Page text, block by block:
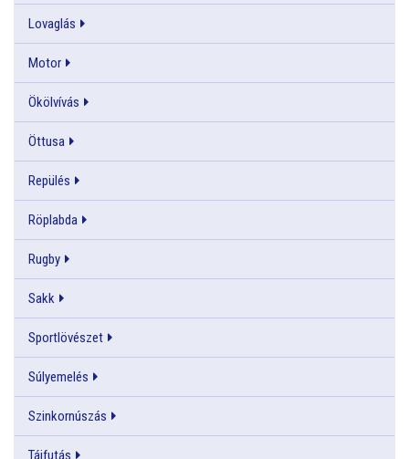
Lovaglás
Motor
Ökölvívás
Öttusa
Repülés
Röplabda
Rugby
Sakk
Sportlövészet
Súlyemelés
Szinkornúszás
Tájfutás